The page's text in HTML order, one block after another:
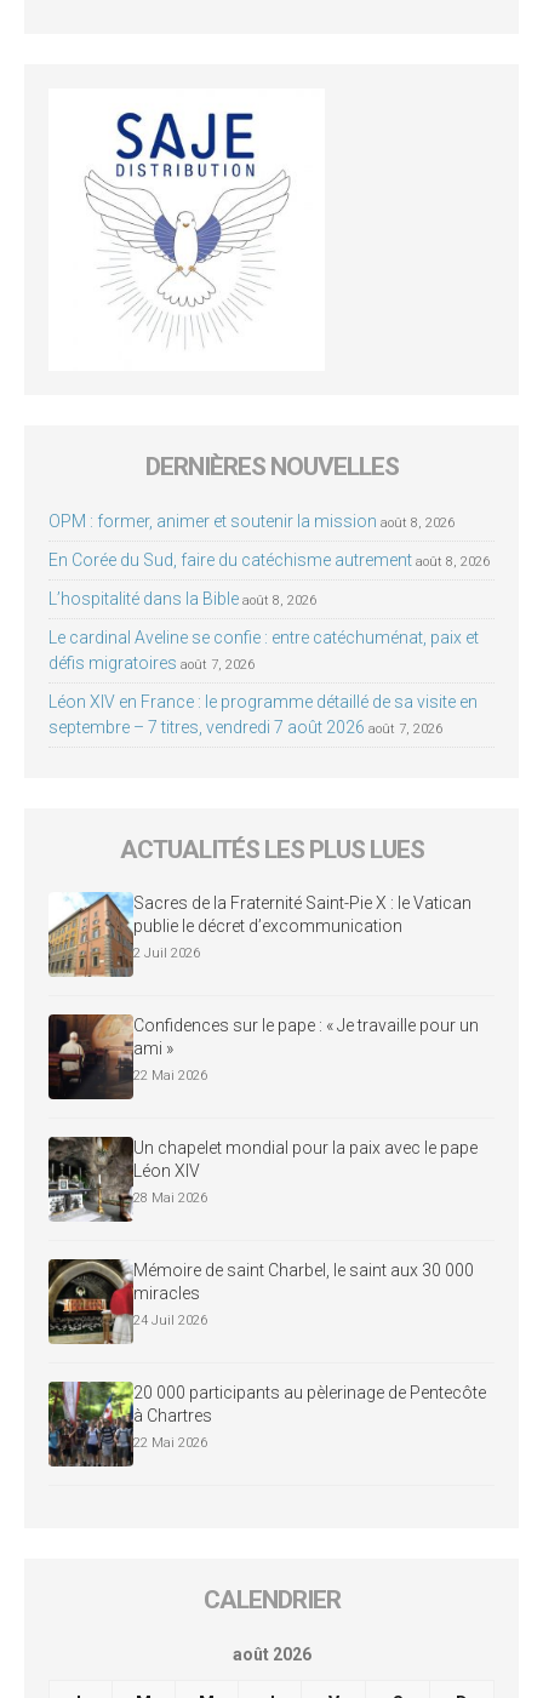
DERNIÈRES NOUVELLES
OPM : former, animer et soutenir la mission août 8, 2026
En Corée du Sud, faire du catéchisme autrement août 8, 2026
L’hospitalité dans la Bible août 8, 2026
Le cardinal Aveline se confie : entre catéchuménat, paix et
défis migratoires août 7, 2026
Léon XIV en France : le programme détaillé de sa visite en
septembre – 7 titres, vendredi 7 août 2026 août 7, 2026
ACTUALITÉS LES PLUS LUES
Sacres de la Fraternité Saint-Pie X : le Vatican
publie le décret d’excommunication
2 Juil 2026
Confidences sur le pape : « Je travaille pour un
ami »
22 Mai 2026
Un chapelet mondial pour la paix avec le pape
Léon XIV
28 Mai 2026
Mémoire de saint Charbel, le saint aux 30 000
miracles
24 Juil 2026
20 000 participants au pèlerinage de Pentecôte
à Chartres
22 Mai 2026
CALENDRIER
août 2026